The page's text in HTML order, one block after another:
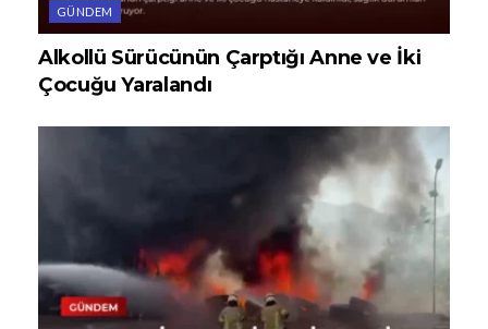
GÜNDEM
Alkollü Sürücünün Çarptığı Anne ve İki
Çocuğu Yaralandı